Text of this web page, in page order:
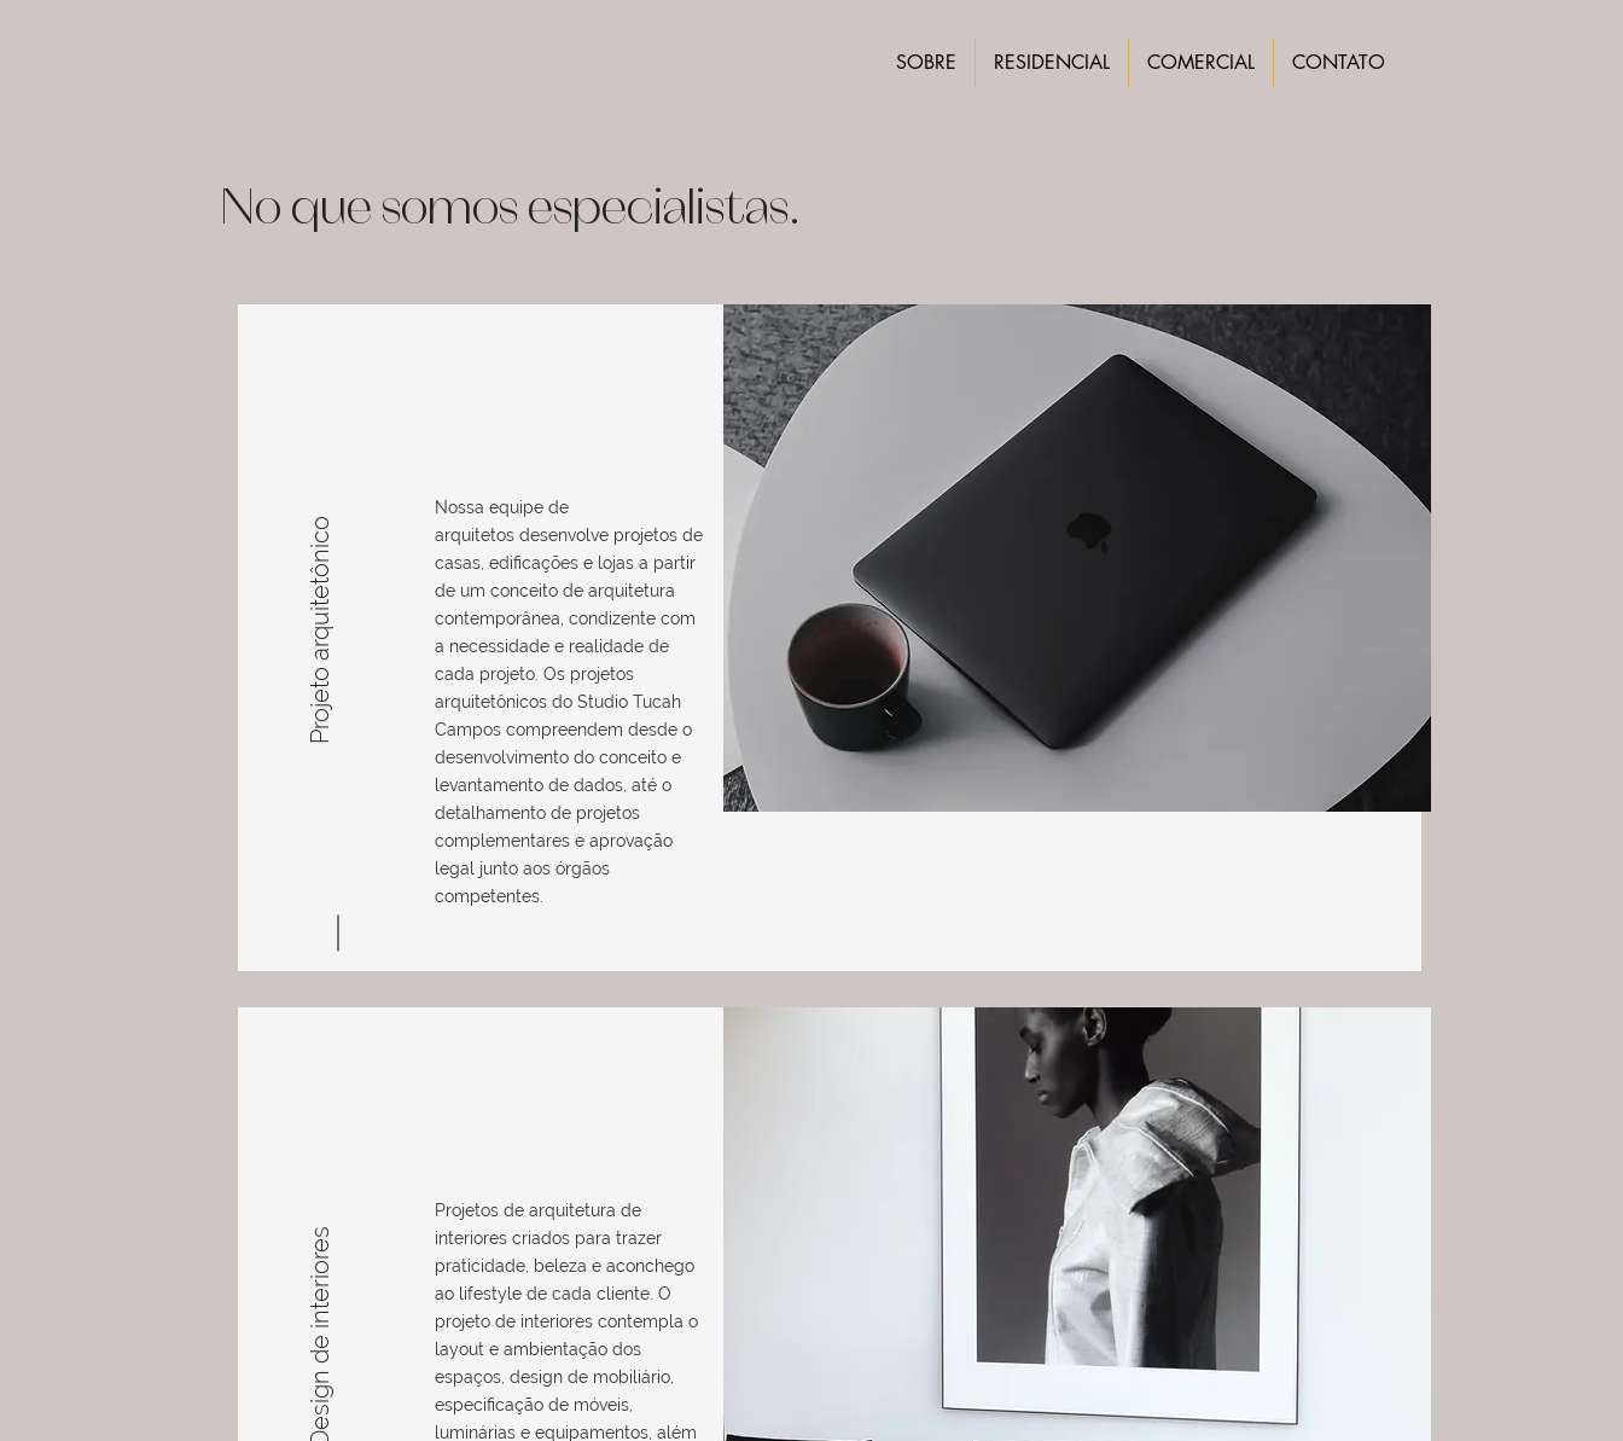
SOBRE RESIDENCIAL COMERCIAL CONTATO
No que somos especialistas.
Projeto arquitetônico
Nossa equipe de
arquitetos desenvolve projetos de
casas, edificações e lojas a partir
de um conceito de arquitetura
contemporânea, condizente com
a necessidade e realidade de
cada projeto. Os projetos
arquitetônicos do Studio Tucah
Campos compreendem desde o
desenvolvimento do conceito e
levantamento de dados, até o
detalhamento de projetos
complementares e aprovação
legal junto aos órgãos
competentes.
Design de interiores
Projetos de arquitetura de
interiores criados para trazer
praticidade, beleza e aconchego
ao lifestyle de cada cliente. O
projeto de interiores contempla o
layout e ambientação dos
espaços, design de mobiliário,
especificação de móveis,
luminárias e equipamentos, além